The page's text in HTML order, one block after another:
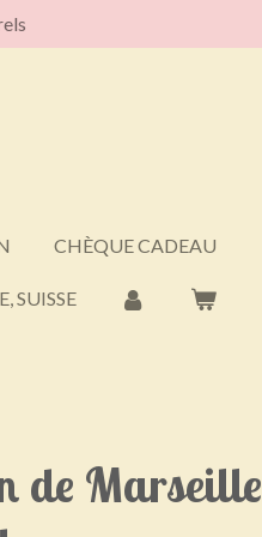
CHÈQUE CADEAU
SUISSE
de Marseille